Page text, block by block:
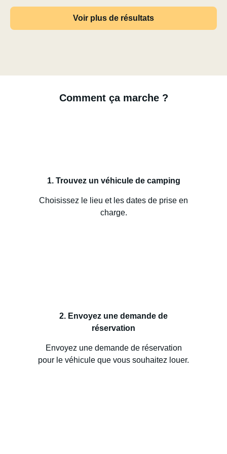
Voir plus de résultats
Comment ça marche ?
1. Trouvez un véhicule de camping
Choisissez le lieu et les dates de prise en
charge.
2. Envoyez une demande de
réservation
Envoyez une demande de réservation
pour le véhicule que vous souhaitez louer.